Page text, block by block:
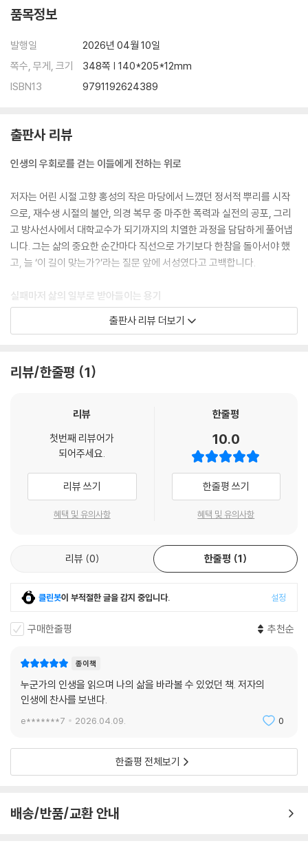
민폐라는 단어 054
대학생들 사이의 하숙생 057
돌아오는 길에서 배운 것 058
시간이 지나서야 보이는 것들 060
새내기라는 이름 063
다시 만난 얼굴들 066
처음이라는 자리 068
같이 보낸 시간들 069
마음이 앞서는 대신, 생각이 많아진다. 070
편지 071
남겨진 감정 072
함께였던 사람들 074
같은 출발선, 다른 길 075
다시 만난 인연 078
책과 칠판 사이의 대학 080
교수님들이 남긴 것 084
함께한 계절 088
마지막 계절 092
사랑을 남겨두고 094
편지라는 유일한 통로 096
들어가는 길 097
머리를 밀다 099
중앙경찰학교로 가다 104
다시 이동 107
서울로 간다는 말 110
또다시 교육 114
장비를 받다 116
배치 118
하늘 같은 고참들 121
낮과 밤이 붙어 있던 생활 123
‘여기서는’이라는 말 125
옥상으로 끌려가다 127
품목정보
발행일
2026년 04월 10일
쪽수, 무게, 크기
348쪽 | 140*205*12mm
ISBN13
9791192624389
출판사 리뷰
인생의 우회로를 걷는 이들에게 전하는 위로
저자는 어린 시절 고향 홍성의 작은 마당에서 느꼈던 정서적 뿌리를 시작
으로, 재수생 시절의 불안, 의경 복무 중 마주한 폭력과 실전의 공포, 그리
고 방사선사에서 대학교수가 되기까지의 치열한 과정을 담담하게 풀어냅
니다. 그는 삶의 중요한 순간마다 직선으로 가기보다 한참을 돌아서야 했
고, 늘 ‘이 길이 맞는가?’라는 질문 앞에 서성였다고 고백합니다.
실패마저 삶의 일부로 받아들이는 용기
이 책의 후반부는 고향 군수에 도전했다가 갑작스러운 교통사고로 꿈을 접
비록 결과는 실패였지만, 그는 그 과정을 통해 자신을 더 분명히 알게 되었
‘아직 끝나지 않았다’는 제목은 미련이 아닌 미래를 향한 가능성을 의미합
니다. 저자는 교수가 되기까지 열 번 넘게 문 앞에서 돌아섰던 경험을 통해,
어떤 일은 단 한 번의 도전으로 끝나지 않는다는 것을 잘 알고 있습니다. 그
는 지금 돌아가고 있는 이들에게 “그건 실패가 아니라 당신만의 경로일지
출판사 리뷰 더보기
리뷰/한줄평 1
리뷰
첫번째 리뷰어가
되어주세요.
리뷰 쓰기
혜택 및 유의사항
한줄평
10.0
한줄평 쓰기
혜택 및 유의사항
리뷰 0 한줄평 1
클린봇이 부적절한 글을 감지 중입니다. 설정
구매한줄평 추천순
종이책
누군가의 인생을 읽으며 나의 삶을 바라볼 수 있었던 책. 저자의
인생에 찬사를 보낸다.
e*******7 2026.04.09. 0
한줄평 전체보기
배송/반품/교환 안내